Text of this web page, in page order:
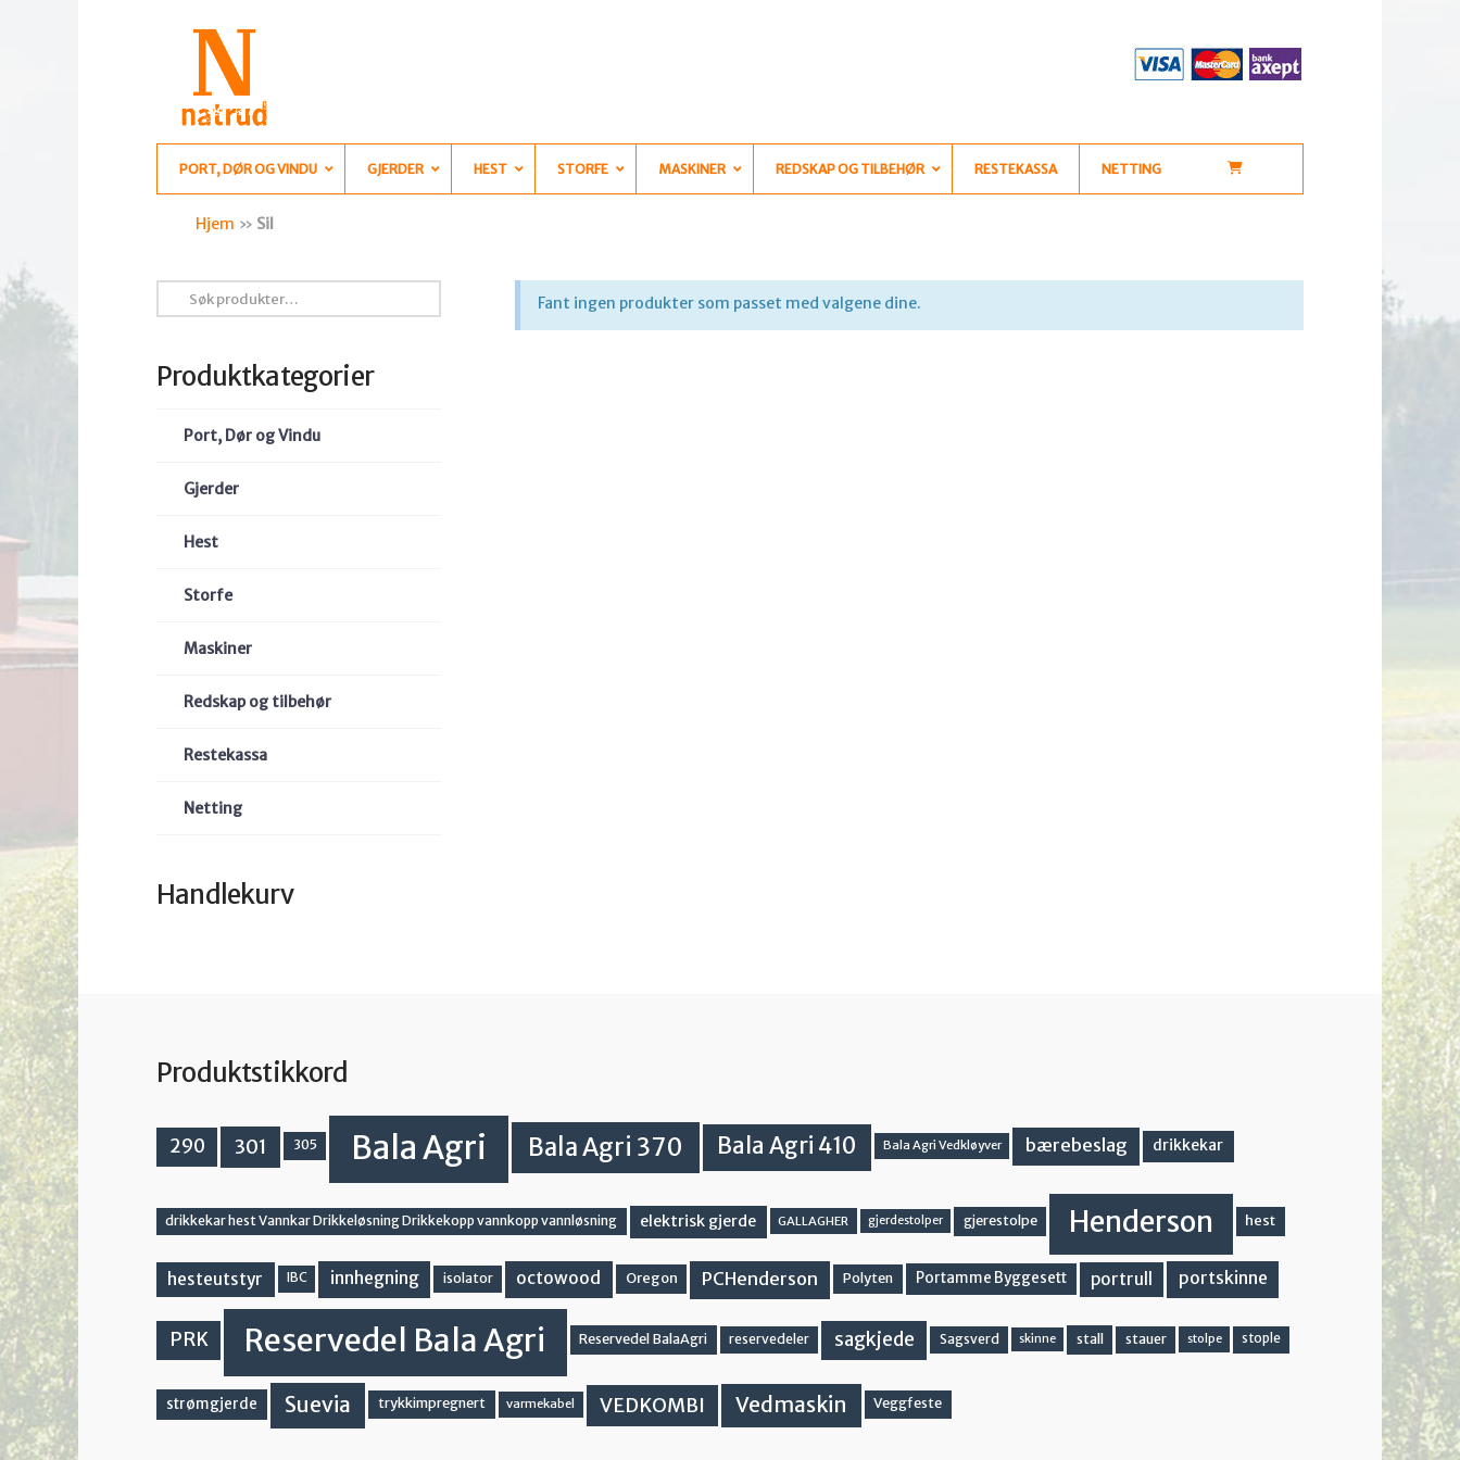
PORT, DØR OG VINDU GJERDER HEST STORFE MASKINER REDSKAP OG TILBEHØR RESTEKASSA NETTING
Hjem » Sil
Fant ingen produkter som passet med valgene dine.
etter:
Produktkategorier
Port, Dør og Vindu
Gjerder
Hest
Storfe
Maskiner
Redskap og tilbehør
Restekassa
Netting
Handlekurv
Produktstikkord
290 301 305 Bala Agri Bala Agri 370 Bala Agri 410 Bala Agri Vedkløyver bærebeslag drikkekar
drikkekar hest Vannkar Drikkeløsning Drikkekopp vannkopp vannløsning elektrisk gjerde GALLAGHER gjerdestolper gjerestolpe Henderson hest
hesteutstyr IBC innhegning isolator octowood Oregon PCHenderson Polyten Portamme Byggesett portrull portskinne
PRK Reservedel Bala Agri Reservedel BalaAgri reservedeler sagkjede Sagsverd skinne stall stauer stolpe stople
strømgjerde Suevia trykkimpregnert varmekabel VEDKOMBI Vedmaskin Veggfeste